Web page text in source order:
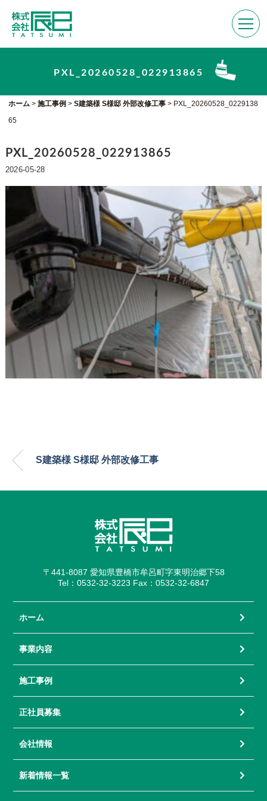
PXL_20260528_022913865
ホーム> 施工事例 > S建築様 S様邸 外部改修工事> PXL_20260528_0229138
65
PXL_20260528_022913865
2026-05-28
S建築様 S様邸 外部改修工事
〒441-8087 愛知県豊橋市牟呂町字東明治郷下58
Tel：0532-32-3223 Fax：0532-32-6847
ホーム
事業内容
施工事例
正社員募集
会社情報
新着情報一覧